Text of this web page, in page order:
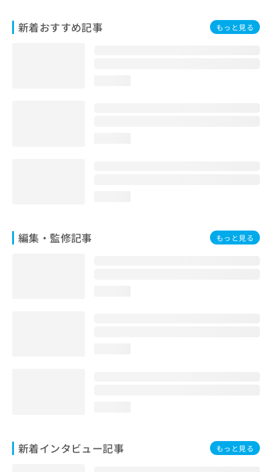
新着おすすめ記事 もっと見る
編集・監修記事 もっと見る
新着インタビュー記事 もっと見る
問
い